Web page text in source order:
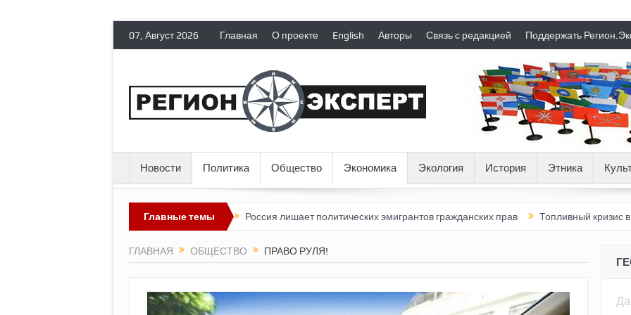
07, Август 2026 Главная О проекте English Авторы Связь с редакцией Поддержать
Новости Политика Общество Экономика Экология История Этника
Главные темы
пока выглядит невозможным? Россия лишает политических эмигрантов гражданских прав Топливный кризис в России
ГЛАВНАЯ ОБЩЕСТВО ПРАВО РУЛЯ!